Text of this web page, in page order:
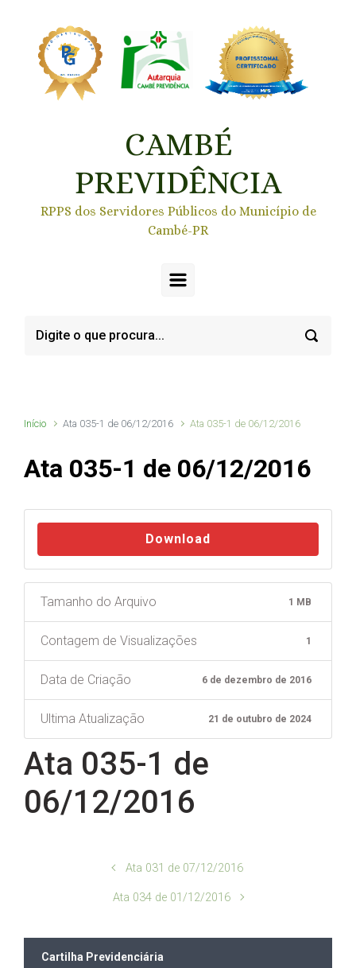
CAMBÉ
PREVIDÊNCIA
RPPS dos Servidores Públicos do Município de
Cambé-PR
Início Ata 035-1 de 06/12/2016 Ata 035-1 de 06/12/2016
Ata 035-1 de 06/12/2016
Download
Tamanho do Arquivo 1 MB
Contagem de Visualizações 1
Data de Criação 6 de dezembro de 2016
Ultima Atualização 21 de outubro de 2024
Ata 035-1 de
06/12/2016
Ata 031 de 07/12/2016
Ata 034 de 01/12/2016
Cartilha Previdenciária